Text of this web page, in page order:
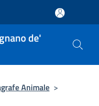
de'
Animale >